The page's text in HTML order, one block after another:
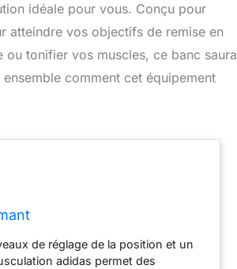
idéale pour vous. Conçu pour
atteindre vos objectifs de remise en
tonifier vos muscles, ce banc saura
comment cet équipement
de réglage de la position et un
adidas permet des